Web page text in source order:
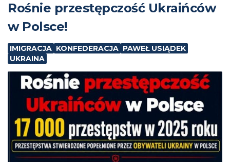
Rośnie przestępczość Ukraińców
w Polsce!
IMIGRACJA KONFEDERACJA PAWEŁ USIĄDEK
UKRAINA